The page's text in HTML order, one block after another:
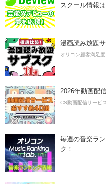
スクール情報
漫画読み放題
オリコン顧客満足
2026年動画配
CS動画配信サービ
毎週の音楽ラ
ク！